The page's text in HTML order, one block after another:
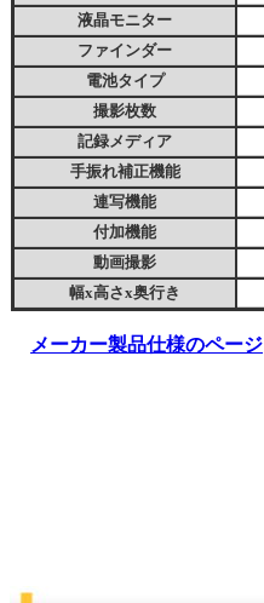
液晶モニター
ファインダー
電池タイプ
撮影枚数
記録メディア
手振れ補正機能
連写機能
付加機能
動画撮影
幅x高さx奥行き
メーカー製品仕様のページ